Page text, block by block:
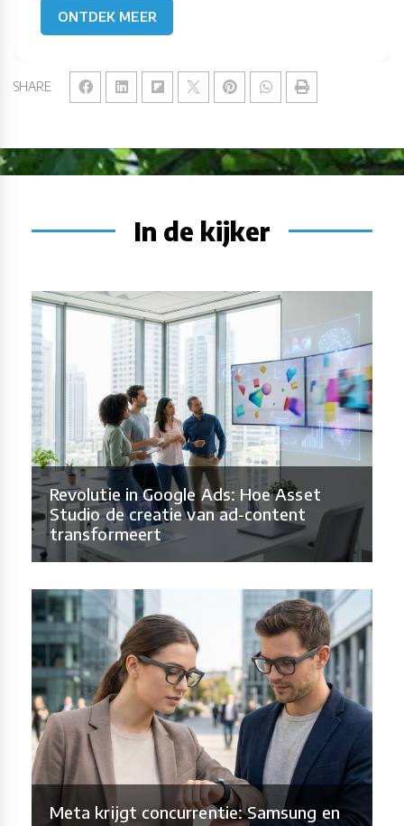
SHARE
ONTDEK MEER
In de kijker
Revolutie in Google Ads: Hoe Asset
Studio de creatie van ad-content
transformeert
Meta krijgt concurrentie: Samsung en